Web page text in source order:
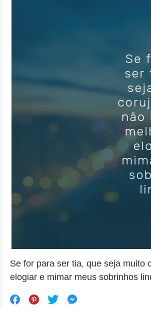
Se for para ser tia, que seja muito
elogiar e mimar meus sobrinhos